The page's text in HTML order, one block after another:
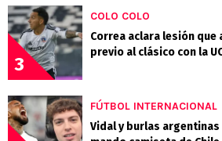
3
COLO COLO
Correa aclara lesión que
previo al clásico con la
FÚTBOL INTERNACIONAL
Vidal y burlas